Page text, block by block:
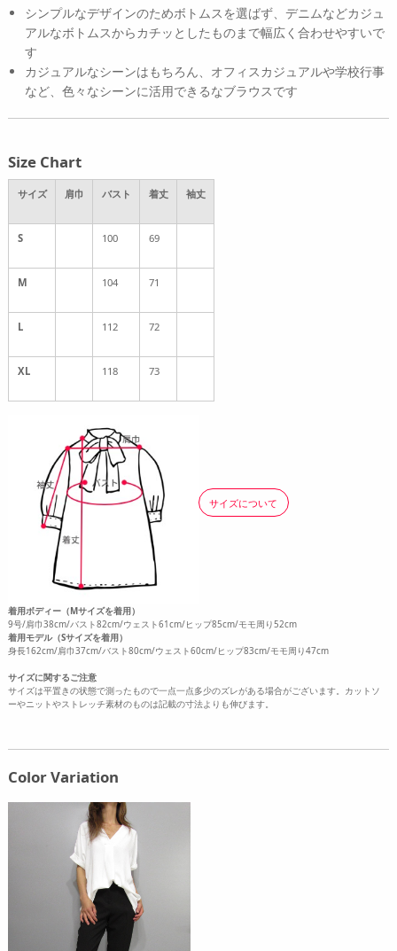
シンプルなデザインのためボトムスを選ばず、デニムなどカジュ
アルなボトムスからカチッとしたものまで幅広く合わせやすいで
す
カジュアルなシーンはもちろん、オフィスカジュアルや学校行事
など、色々なシーンに活用できるなブラウスです
Size Chart
サイズ 肩巾 バスト 着丈 袖丈
S 100 69
M 104 71
L 112 72
XL 118 73
サイズについて
着用ボディー（Mサイズを着用）
9号/肩巾38cm/バスト82cm/ウェスト61cm/ヒップ85cm/モモ周り52cm
着用モデル（Sサイズを着用）
身長162cm/肩巾37cm/バスト80cm/ウェスト60cm/ヒップ83cm/モモ周り47cm
サイズに関するご注意
サイズは平置きの状態で測ったもので一点一点多少のズレがある場合がございます。カットソ
ーやニットやストレッチ素材のものは記載の寸法よりも伸びます。
Color Variation